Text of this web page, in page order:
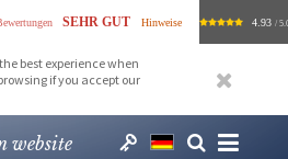
SEHR GUT Hinweise 4.93 /
best experience when
if you accept our
website